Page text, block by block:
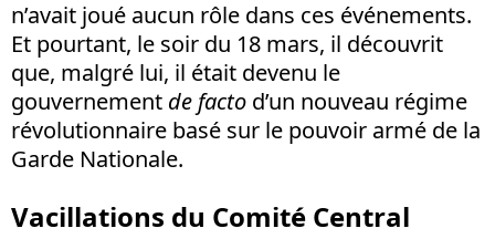
n’avait joué aucun rôle dans ces événements.
Et pourtant, le soir du 18 mars, il découvrit
que, malgré lui, il était devenu le
gouvernement de facto d’un nouveau régime
révolutionnaire basé sur le pouvoir armé de la
Garde Nationale.
Vacillations du Comité Central